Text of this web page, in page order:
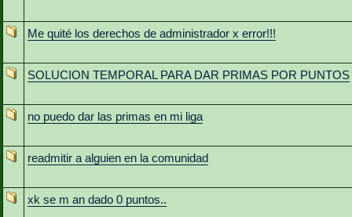
Me quité los derechos de administrador x error!!!
SOLUCION TEMPORAL PARA DAR PRIMAS POR PUNTOS
no puedo dar las primas en mi liga
readmitir a alguien en la comunidad
xk se m an dado 0 puntos..